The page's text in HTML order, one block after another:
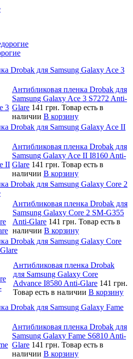
Drobak для Samsung Galaxy Ace 3
Антибликовая пленка Drobak для
Samsung Galaxy Ace 3 S7272 Anti-
Glare 141 грн. Товар есть в
наличии В корзину
Drobak для Samsung Galaxy Ace II
Антибликовая пленка Drobak для
Samsung Galaxy Ace II I8160 Anti-
Glare 141 грн. Товар есть в
наличии В корзину
Drobak для Samsung Galaxy Core 2
Антибликовая пленка Drobak для
Samsung Galaxy Core 2 SM-G355
Anti-Glare 141 грн. Товар есть в
наличии В корзину
Drobak для Samsung Galaxy Core
Антибликовая пленка Drobak
для Samsung Galaxy Core
Advance I8580 Anti-Glare 141 грн.
Товар есть в наличии В корзину
Drobak для Samsung Galaxy Fame
Антибликовая пленка Drobak для
Samsung Galaxy Fame S6810 Anti-
Glare 141 грн. Товар есть в
наличии В корзину